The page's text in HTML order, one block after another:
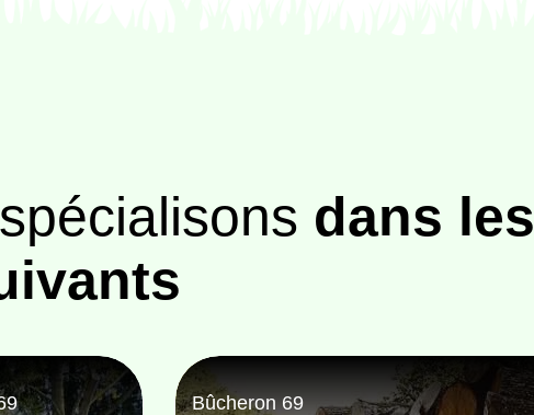
dans les
Entreprise abattage d'arbre 69